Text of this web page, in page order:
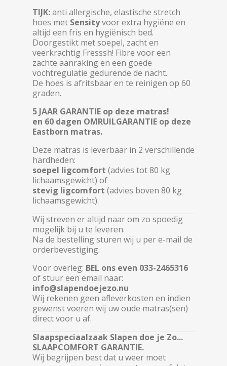
TIJK:anti allergische, elastische stretch
hoes met Sensityvoor extra hygiëne en
altijd een fris en hygiënisch bed.
Doorgestikt met soepel, zacht en
veerkrachtig Fresssh! Fibre voor een
zachte aanraking en een goede
vochtregulatie gedurende de nacht.
De hoes is afritsbaar en te reinigen op 60
graden.
5 JAAR GARANTIE op deze matras!
en 60 dagen OMRUILGARANTIE op deze
Eastborn matras.
Deze matras is leverbaar in 2 verschillende
hardheden:
soepel ligcomfort (advies tot 80 kg
lichaamsgewicht) of
stevig ligcomfort (advies boven 80 kg
lichaamsgewicht).
Wij streven er altijd naar om zo spoedig
mogelijk bij u te leveren.
Na de bestelling sturen wij u per e-mail de
orderbevestiging.
Voor overleg: BEL ons even 033-2465316
of stuur een email naar:
info@slapendoejezo.nu
Wij rekenen geen afleverkosten en indien
gewenst voeren wij uw oude matras(sen)
direct voor u af.
Slaapspeciaalzaak Slapen doe je Zo...
SLAAPCOMFORT GARANTIE.
Wij begrijpen best dat u weer moet